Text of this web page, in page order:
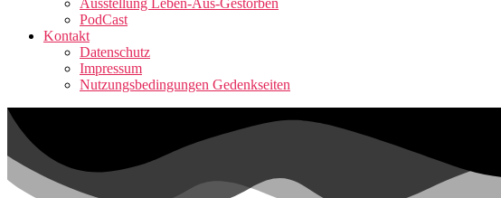
PodCast
Kontakt
Datenschutz
Impressum
Nutzungsbedingungen Gedenkseiten